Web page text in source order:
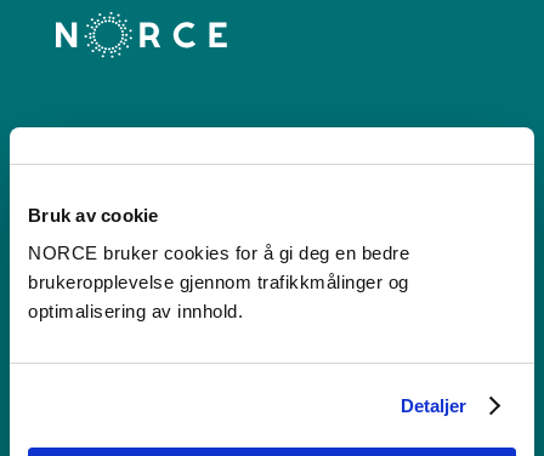
Bruk av cookie
NORCE bruker cookies for å gi deg en bedre
brukeropplevelse gjennom trafikkmålinger og
optimalisering av innhold.
Detaljer
Kontakt
Nygårdstangen
5838 Bergen
Se i kartet